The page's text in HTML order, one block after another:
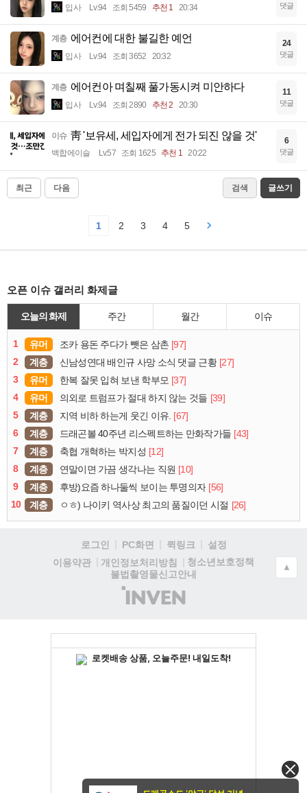
입사 Lv.94 조회 5459 추천 1 20:34 댓글
계층 에어컨에 대한 불길한 예언
입사 Lv.94 조회 3652 20:32
24
댓글
계층 에어컨아 며칠째 풀가동시켜 미안하다
입사 Lv.94 조회 2890 추천 2 20:30
11
댓글
이슈 靑 '보유세, 세입자에게 전가 되진 않을 것'
백합에이슬 Lv.57 조회 1625 추천 1 20:22
6
댓글
최근 다음 검색 글쓰기
1 2 3 4 5
오픈 이슈 갤러리 화제글
오늘의 화제 주간 월간 이슈
1 유머 조카 용돈 주다가 뺏은 삼촌 [97]
2
계층 신남성연대 배인규 사망 소식 댓글 근황 [27]
3
유머 한복 잘못 입혀 보낸 학부모 [37]
4
유머 의외로 트럼프가 절대 하지 않는 것들 [39]
5
계층 지역 비하 하는게 웃긴 이유. [67]
6
계층 드래곤볼 40주년 리스펙트하는 만화작가들 [43]
7
계층 축협 개혁하는 박지성 [12]
8
계층 연말이면 가끔 생각나는 직원 [10]
9
계층 후방)요즘 하나둘씩 보이는 투명의자 [56]
10
계층 ㅇㅎ) 나이키 역사상 최고의 품질이던 시절 [26]
로그인 PC화면 퀵링크
설정
이용약관
개인정보처리방침
청소년보호정책
불법촬영물신고안내
(주)
인
▲